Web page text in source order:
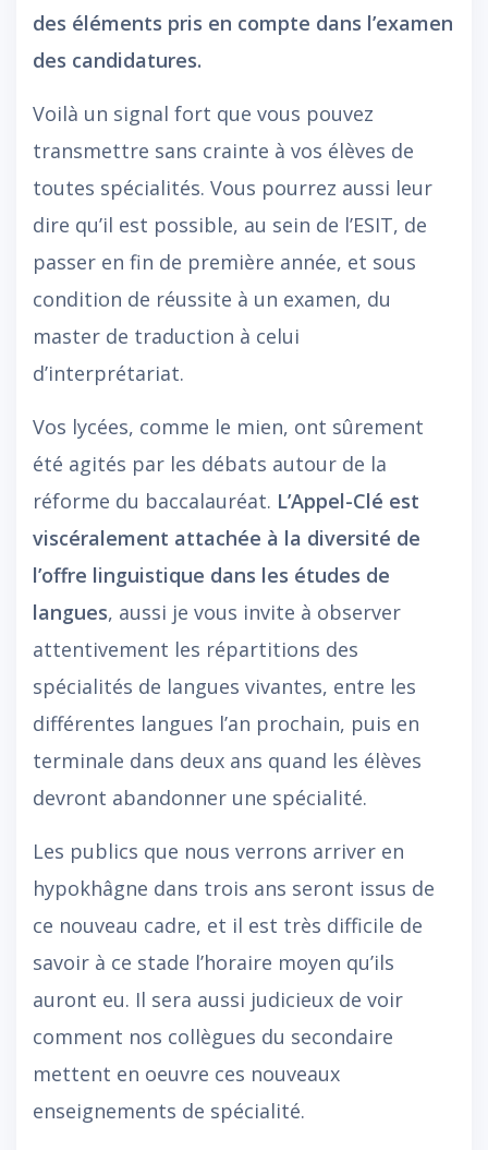
des éléments pris en compte dans l’examen
des candidatures.
Voilà un signal fort que vous pouvez
transmettre sans crainte à vos élèves de
toutes spécialités. Vous pourrez aussi leur
dire qu’il est possible, au sein de l’ESIT, de
passer en fin de première année, et sous
condition de réussite à un examen, du
master de traduction à celui
d’interprétariat.
Vos lycées, comme le mien, ont sûrement
été agités par les débats autour de la
réforme du baccalauréat. L’Appel-Clé est
viscéralement attachée à la diversité de
l’offre linguistique dans les études de
langues, aussi je vous invite à observer
attentivement les répartitions des
spécialités de langues vivantes, entre les
différentes langues l’an prochain, puis en
terminale dans deux ans quand les élèves
devront abandonner une spécialité.
Les publics que nous verrons arriver en
hypokhâgne dans trois ans seront issus de
ce nouveau cadre, et il est très difficile de
savoir à ce stade l’horaire moyen qu’ils
auront eu. Il sera aussi judicieux de voir
comment nos collègues du secondaire
mettent en oeuvre ces nouveaux
enseignements de spécialité.